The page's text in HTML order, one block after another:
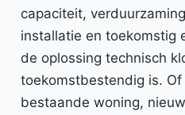
capaciteit,
installatie en toekomstig
de oplossing technisch
toekomstbestendig is.
bestaande woning,